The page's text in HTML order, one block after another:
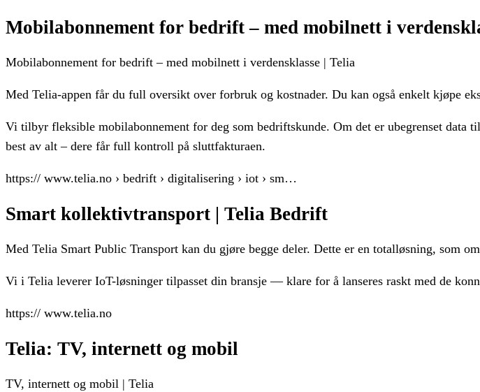
Mobilabonnement for bedrift – med mobilnett i
Mobilabonnement for bedrift – med mobilnett i verdensklasse | Telia
Med Telia-appen får du full oversikt over forbruk og kostnader. Du kan også enkelt kjøpe
Vi tilbyr fleksible mobilabonnement for deg som bedriftskunde. Om det er ubegrenset data
best av alt – dere får full kontroll på sluttfakturaen.
https:// www.telia.no › bedrift › digitalisering › iot › sm…
Smart kollektivtransport | Telia Bedrift
Med Telia Smart Public Transport kan du gjøre begge deler. Dette er en totalløsning, som
Vi i Telia leverer IoT-løsninger tilpasset din bransje — klare for å lanseres raskt med de
https:// www.telia.no
Telia: TV, internett og mobil
TV, internett og mobil | Telia